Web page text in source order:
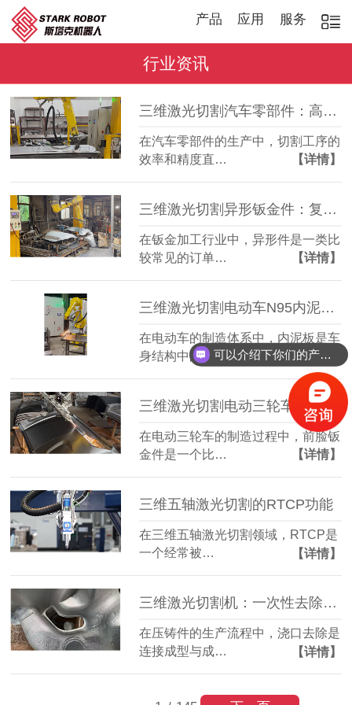
产品 应用 服务
行业资讯
三维激光切割汽车零部件：高效稳定，适配多品种加工
在汽车零部件的生产中，切割工序的
效率和精度直…
【详情】
三维激光切割异形钣金件：复杂轮廓一机成型
在钣金加工行业中，异形件是一类比
较常见的订单…
【详情】
三维激光切割电动车N95内泥板：复杂曲面准确成型
在电动车的制造体系中，内泥板是车
身结构中的一…
【详情】
三维激光切割电动三轮车前脸钣金件：造型复杂也能精准成型
在电动三轮车的制造过程中，前脸钣
金件是一个比…
【详情】
三维五轴激光切割的RTCP功能
在三维五轴激光切割领域，RTCP是
一个经常被…
【详情】
三维激光切割机：一次性去除压铸件浇口，简化后道工序
在压铸件的生产流程中，浇口去除是
连接成型与成…
【详情】
可以介绍下你们的产品么？